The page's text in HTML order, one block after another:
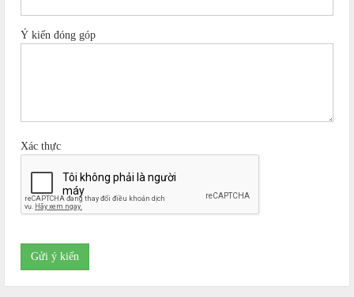
Ý kiến đóng góp
Xác thực
Gửi ý kiến